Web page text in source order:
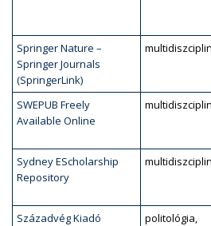
Springer Nature –
Springer Journals
(SpringerLink)
SWEPUB Freely
Available Online
Sydney EScholarship
Repository
Századvég Kiadó
politológia,